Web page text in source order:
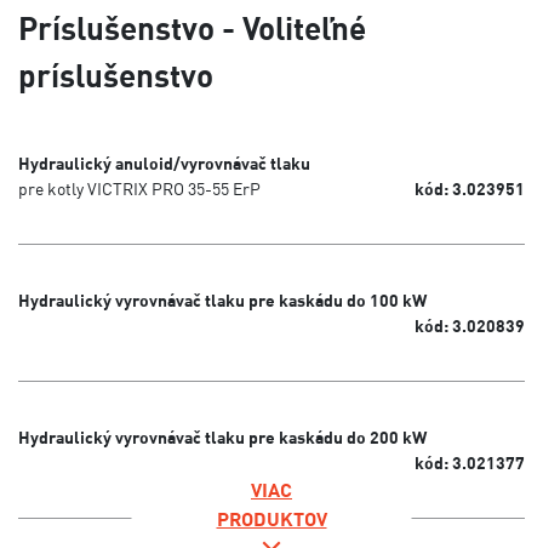
Príslušenstvo - Voliteľné
príslušenstvo
Hydraulický anuloid/vyrovnávač tlaku
pre kotly VICTRIX PRO 35-55 ErP
kód: 3.023951
Hydraulický vyrovnávač tlaku pre kaskádu do 100 kW
kód: 3.020839
Hydraulický vyrovnávač tlaku pre kaskádu do 200 kW
kód: 3.021377
VIAC
PRODUKTOV